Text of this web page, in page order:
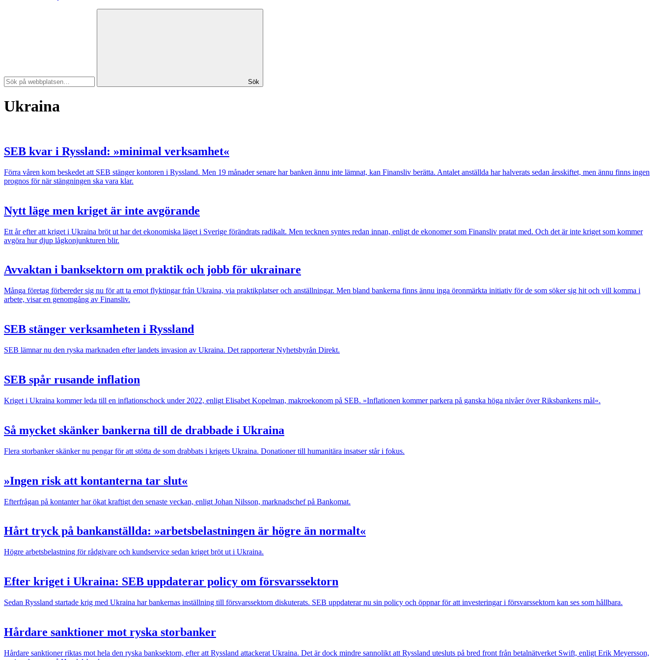
Sök
Ukraina
SEB kvar i Ryssland: »minimal verksamhet«
Förra våren kom beskedet att SEB stänger kontoren i Ryssland. Men 19 månader senare har banken ännu inte lämnat, kan Finansliv berätta. Antalet anställda har halverats sedan årsskiftet, men ännu finns ingen
prognos för när stängningen ska vara klar.
Nytt läge men kriget är inte avgörande
Ett år efter att kriget i Ukraina bröt ut har det ekonomiska läget i Sverige förändrats radikalt. Men tecknen syntes redan innan, enligt de ekonomer som Finansliv pratat med. Och det är inte kriget som kommer
avgöra hur djup lågkonjunkturen blir.
Avvaktan i banksektorn om praktik och jobb för ukrainare
Många företag förbereder sig nu för att ta emot flyktingar från Ukraina, via praktikplatser och anställningar. Men bland bankerna finns ännu inga öronmärkta initiativ för de som söker sig hit och vill komma i
arbete, visar en genomgång av Finansliv.
SEB stänger verksamheten i Ryssland
SEB lämnar nu den ryska marknaden efter landets invasion av Ukraina. Det rapporterar Nyhetsbyrån Direkt.
SEB spår rusande inflation
Kriget i Ukraina kommer leda till en inflationschock under 2022, enligt Elisabet Kopelman, makroekonom på SEB. »Inflationen kommer parkera på ganska höga nivåer över Riksbankens mål«.
Så mycket skänker bankerna till de drabbade i Ukraina
Flera storbanker skänker nu pengar för att stötta de som drabbats i krigets Ukraina. Donationer till humanitära insatser står i fokus.
»Ingen risk att kontanterna tar slut«
Efterfrågan på kontanter har ökat kraftigt den senaste veckan, enligt Johan Nilsson, marknadschef på Bankomat.
Hårt tryck på bankanställda: »arbetsbelastningen är högre än normalt«
Högre arbetsbelastning för rådgivare och kundservice sedan kriget bröt ut i Ukraina.
Efter kriget i Ukraina: SEB uppdaterar policy om försvarssektorn
Sedan Ryssland startade krig med Ukraina har bankernas inställning till försvarssektorn diskuterats. SEB uppdaterar nu sin policy och öppnar för att investeringar i försvarssektorn kan ses som hållbara.
Hårdare sanktioner mot ryska storbanker
Hårdare sanktioner riktas mot hela den ryska banksektorn, efter att Ryssland attackerat Ukraina. Det är dock mindre sannolikt att Ryssland utesluts på bred front från betalnätverket Swift, enligt Erik Meyersson,